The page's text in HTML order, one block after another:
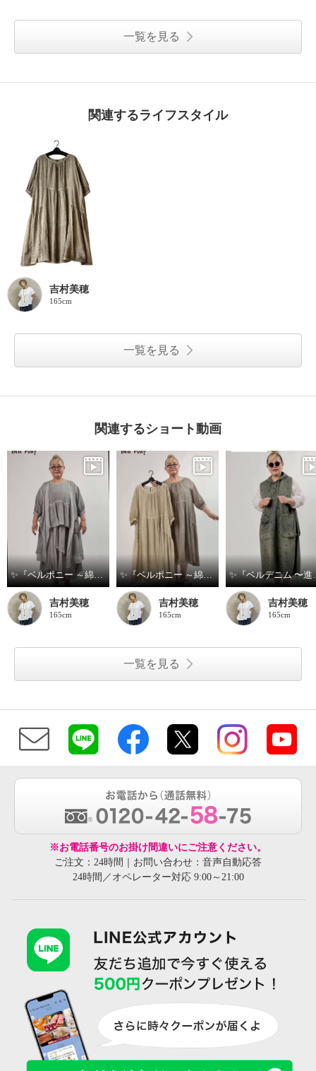
一覧を見る
関連するライフスタイル
吉村美穂
165cm
一覧を見る
関連するショート動画
✨『ベルポニー ～綿麻製品染めシリーズ～』✨
吉村美穂
165cm
✨『ベルポニー ～綿麻製品染めシリーズ～』✨
吉村美穂
165cm
✨『ベルデ
吉村美穂
165cm
一覧を見る
※お電話番号のお掛け間違いにご注意ください。
ご注文：24時間｜お問い合わせ：音声自動応答
24時間／オペレーター対応 9:00～21:00